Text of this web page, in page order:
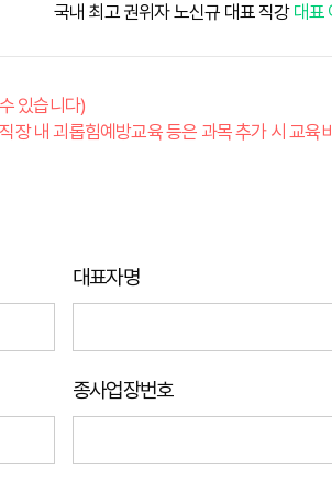
국내 최고 권위자 노신규 대표 직강 대표
있습니다)
내 괴롭힘예방교육 등은 과목 추가 시 교육
대표자명
종사업장번호